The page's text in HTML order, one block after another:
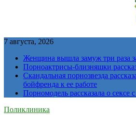
7 августа, 2026
Женщина вышла замуж три раза
Порноактрисы-близняшки
Скандальная порнозвезда
бойфренда к ее работе
Порномодель рассказала о сексе
Поликлиника